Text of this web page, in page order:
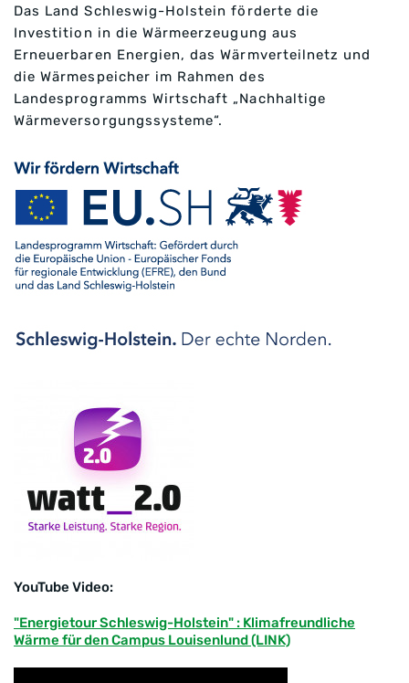
Das Land Schleswig-Holstein förderte die
Investition in die Wärmeerzeugung aus
Erneuerbaren Energien, das Wärmverteilnetz und
die Wärmespeicher im Rahmen des
Landesprogramms Wirtschaft „Nachhaltige
Wärmeversorgungssysteme“.
YouTube Video:
"Energietour Schleswig-Holstein" : Klimafreundliche
Wärme für den Campus Louisenlund (LINK)